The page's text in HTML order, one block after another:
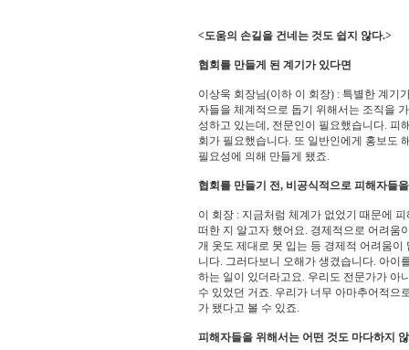
<도움의 손길을 건네는 것도 쉽지 않다.>
협회를 만들게 된 계기가 있다면
이상욱 회장님(이하 이 회장) : 특별한 계기
자들을 체계적으로 돕기 위해서는 조직을
성하고 있는데, 전문인이 필요했습니다. 피
회가 필요했습니다. 또 일반인에게 홍보도
필요성에 의해 만들게 됐죠.
협회를 만들기 전, 비공식적으로 피해자들
이 회장 : 지금처럼 체계가 없었기 때문에
떠한 지 알고자 했어요. 경제적으로 어려움
개 옷도 제대로 못 입는 등 경제적 어려움
니다. 그러다보니 오해가 생겼습니다. 아이
하는 일이 있더라고요. 우리도 전문가가 아
수 있었던 거죠. 우리가 너무 아마추어적으
가 됐다고 볼 수 있죠.
피해자들을 위해서는 어떤 것도 마다하지